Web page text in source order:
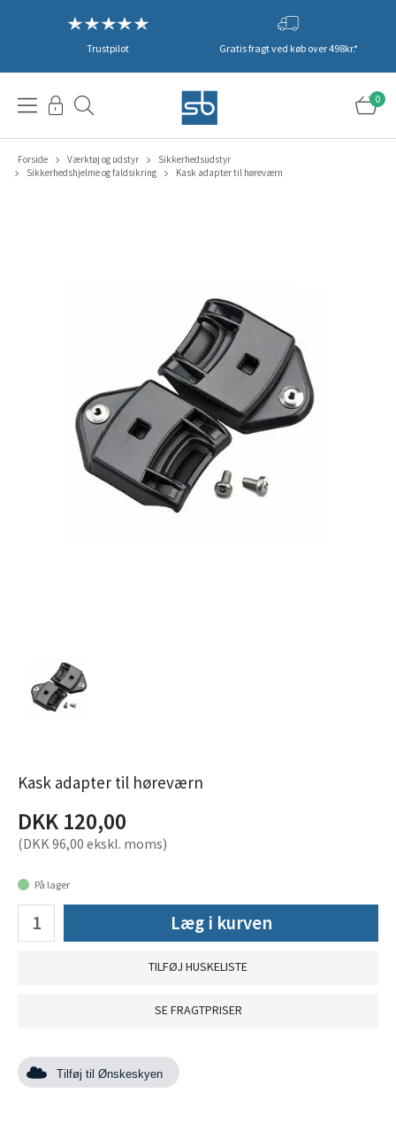
Trustpilot Gratis fragt ved køb over 498kr.*
0
Forside Værktøj og udstyr
Sikkerhedsudstyr
Sikkerhedshjelme og faldsikring
Kask adapter til høreværn
Kask adapter til høreværn
DKK 120,00
(DKK 96,00 ekskl. moms)
På lager
Læg i kurven
TILFØJ HUSKELISTE
SE FRAGTPRISER
Tilføj til Ønskeskyen